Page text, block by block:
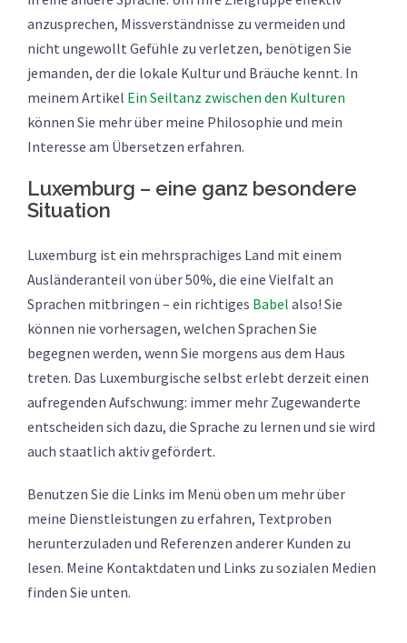
anzusprechen, Missverständnisse zu vermeiden und
nicht ungewollt Gefühle zu verletzen, benötigen Sie
jemanden, der die lokale Kultur und Bräuche kennt. In
meinem Artikel Ein Seiltanz zwischen den Kulturen
können Sie mehr über meine Philosophie und mein
Interesse am Übersetzen erfahren.
Luxemburg – eine ganz besondere
Situation
Luxemburg ist ein mehrsprachiges Land mit einem
Ausländeranteil von über 50%, die eine Vielfalt an
Sprachen mitbringen – ein richtiges Babel also! Sie
können nie vorhersagen, welchen Sprachen Sie
begegnen werden, wenn Sie morgens aus dem Haus
treten. Das Luxemburgische selbst erlebt derzeit einen
aufregenden Aufschwung: immer mehr Zugewanderte
entscheiden sich dazu, die Sprache zu lernen und sie wird
auch staatlich aktiv gefördert.
Benutzen Sie die Links im Menü oben um mehr über
meine Dienstleistungen zu erfahren, Textproben
herunterzuladen und Referenzen anderer Kunden zu
lesen. Meine Kontaktdaten und Links zu sozialen Medien
finden Sie unten.